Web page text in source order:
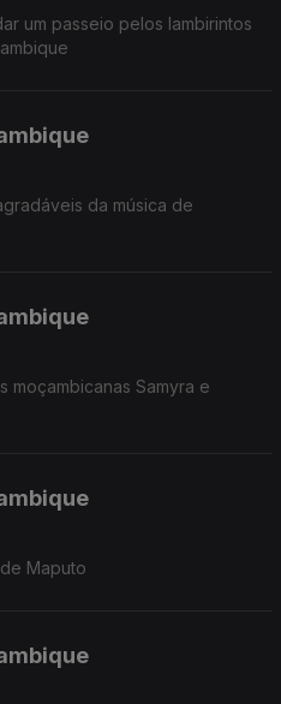
um passeio pelos lambirintos
da música de
moçambicanas Samyra e
Maputo